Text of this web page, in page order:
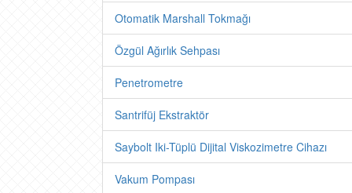
Otomatik Marshall Tokmağı
Özgül Ağırlık Sehpası
Penetrometre
Santrifüj Ekstraktör
Saybolt Iki-Tüplü Dijital Viskozimetre Cihazı
Vakum Pompası